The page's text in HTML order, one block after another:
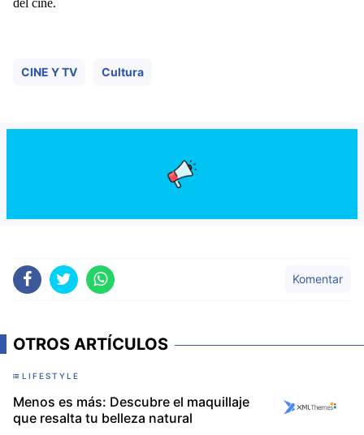
del cine.
CINE Y TV Cultura
Komentar
OTROS ARTÍCULOS
LIFESTYLE
Menos es más: Descubre el maquillaje
que resalta tu belleza natural